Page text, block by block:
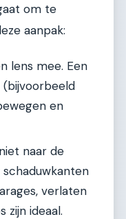
om te
aanpak:
lens mee. Een
en
naar de
verlaten
zijn ideaal.